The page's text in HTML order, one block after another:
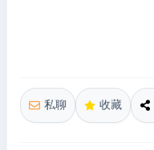
私聊 收藏